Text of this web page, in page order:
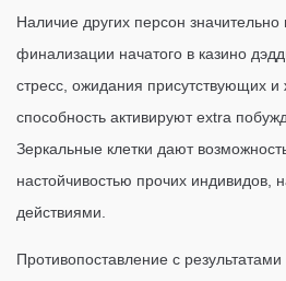
Наличие других персон
финализации начатого в казино
стресс, ожидания присутствующих и
способность активируют extra
Зеркальные клетки дают
настойчивостью прочих индивидов,
действиями.
Противопоставление с